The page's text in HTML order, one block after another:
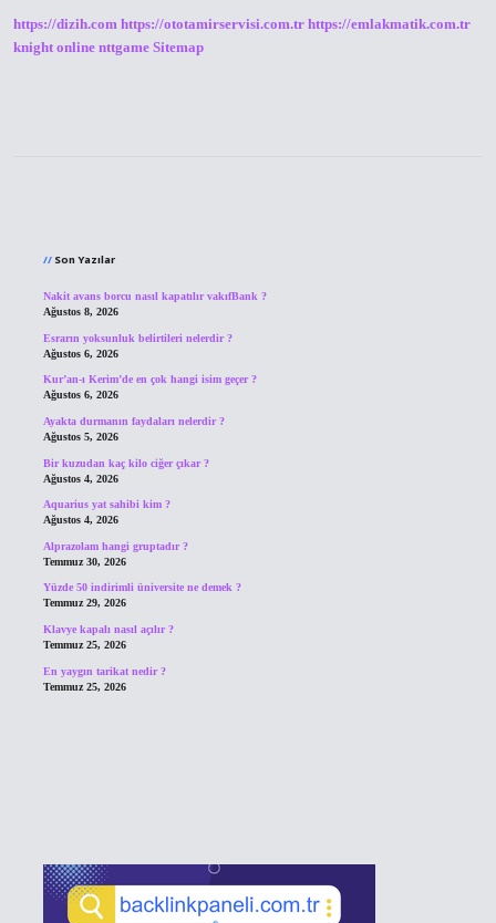
https://dizih.com https://ototamirservisi.com.tr https://emlakmatik.com.tr
knight online nttgame Sitemap
Son Yazılar
Nakit avans borcu nasıl kapatılır vakıfBank ?
Ağustos 8, 2026
Esrarın yoksunluk belirtileri nelerdir ?
Ağustos 6, 2026
Kur’an-ı Kerim’de en çok hangi isim geçer ?
Ağustos 6, 2026
Ayakta durmanın faydaları nelerdir ?
Ağustos 5, 2026
Bir kuzudan kaç kilo ciğer çıkar ?
Ağustos 4, 2026
Aquarius yat sahibi kim ?
Ağustos 4, 2026
Alprazolam hangi gruptadır ?
Temmuz 30, 2026
Yüzde 50 indirimli üniversite ne demek ?
Temmuz 29, 2026
Klavye kapalı nasıl açılır ?
Temmuz 25, 2026
En yaygın tarikat nedir ?
Temmuz 25, 2026